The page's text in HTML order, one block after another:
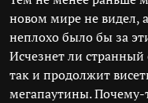
новом мире не видел,
неплохо было бы за
Исчезнет ли странный
так и продолжит
мегапаутины. Почему-